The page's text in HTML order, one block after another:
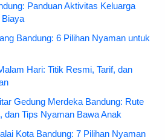
Panduan Aktivitas Keluarga
Biaya
Bandung: 6 Pilihan Nyaman untuk
Hari: Titik Resmi, Tarif, dan
Gedung Merdeka Bandung: Rute
dan Tips Nyaman Bawa Anak
Kota Bandung: 7 Pilihan Nyaman